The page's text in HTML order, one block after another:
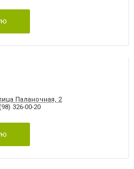
Паланочная, 2
326-00-20